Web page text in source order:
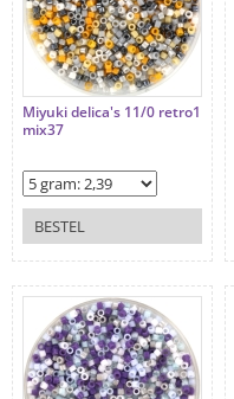
Miyuki delica's 11/0 retro1
mix37
BESTEL